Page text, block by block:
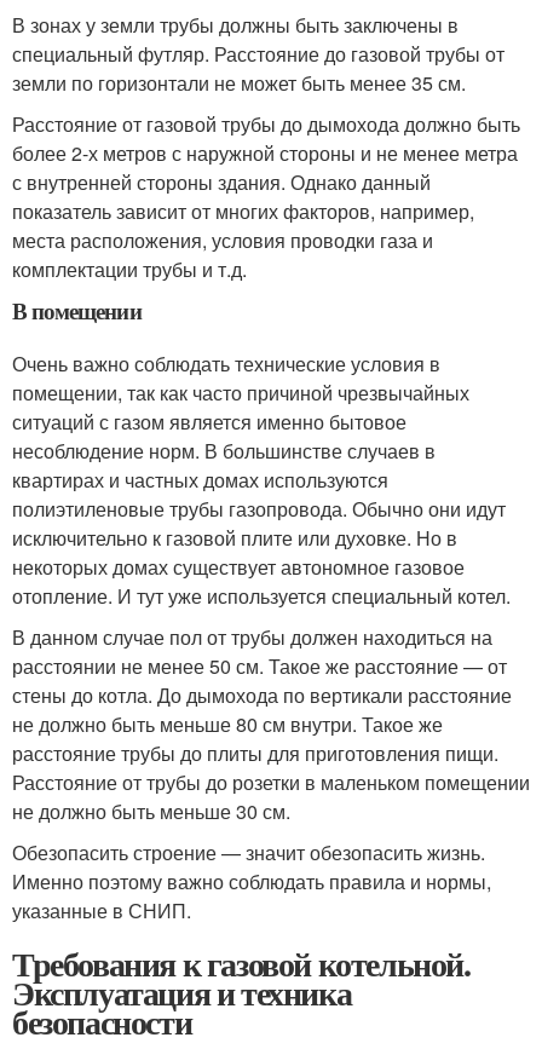
В зонах у земли трубы должны быть заключены в
специальный футляр. Расстояние до газовой трубы от
земли по горизонтали не может быть менее 35 см.
Расстояние от газовой трубы до дымохода должно быть
более 2-х метров с наружной стороны и не менее метра
с внутренней стороны здания. Однако данный
показатель зависит от многих факторов, например,
места расположения, условия проводки газа и
комплектации трубы и т.д.
В помещении
Очень важно соблюдать технические условия в
помещении, так как часто причиной чрезвычайных
ситуаций с газом является именно бытовое
несоблюдение норм. В большинстве случаев в
квартирах и частных домах используются
полиэтиленовые трубы газопровода. Обычно они идут
исключительно к газовой плите или духовке. Но в
некоторых домах существует автономное газовое
отопление. И тут уже используется специальный котел.
В данном случае пол от трубы должен находиться на
расстоянии не менее 50 см. Такое же расстояние — от
стены до котла. До дымохода по вертикали расстояние
не должно быть меньше 80 см внутри. Такое же
расстояние трубы до плиты для приготовления пищи.
Расстояние от трубы до розетки в маленьком помещении
не должно быть меньше 30 см.
Обезопасить строение — значит обезопасить жизнь.
Именно поэтому важно соблюдать правила и нормы,
указанные в СНИП.
Требования к газовой котельной.
Эксплуатация и техника
безопасности